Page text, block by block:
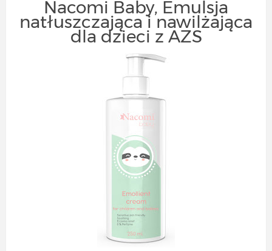
Nacomi Baby, Emulsja
natłuszczająca i nawilżająca
dla dzieci z AZS